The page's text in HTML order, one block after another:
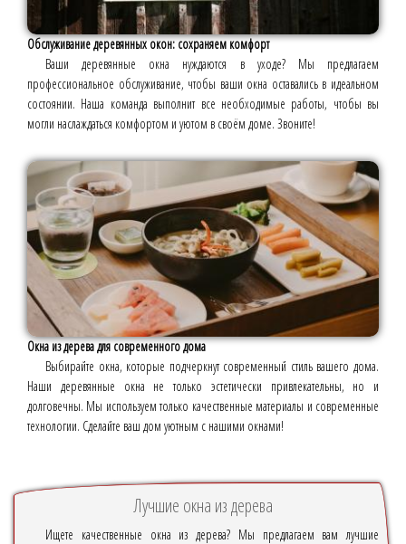
Обслуживание деревянных окон: сохраняем комфорт
Ваши деревянные окна нуждаются в уходе? Мы предлагаем
профессиональное обслуживание, чтобы ваши окна оставались в идеальном
состоянии. Наша команда выполнит все необходимые работы, чтобы вы
могли наслаждаться комфортом и уютом в своём доме. Звоните!
Окна из дерева для современного дома
Выбирайте окна, которые подчеркнут современный стиль вашего дома.
Наши деревянные окна не только эстетически привлекательны, но и
долговечны. Мы используем только качественные материалы и современные
технологии. Сделайте ваш дом уютным с нашими окнами!
Лучшие окна из дерева
Ищете качественные окна из дерева? Мы предлагаем вам лучшие